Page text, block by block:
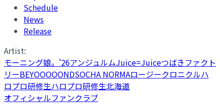
Schedule
News
Release
Artist:
モーニング娘。'26アンジュルムJuice=Juiceつばきファクト
リーBEYOOOOONDSOCHA NORMAロージークロニクルハ
ロプロ研修生ハロプロ研修生北海道
オフィシャルファンクラブ